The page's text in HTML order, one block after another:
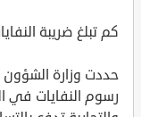
كم تبلغ ضريبة
حددت وزارة الشؤون
رسوم النفايات في